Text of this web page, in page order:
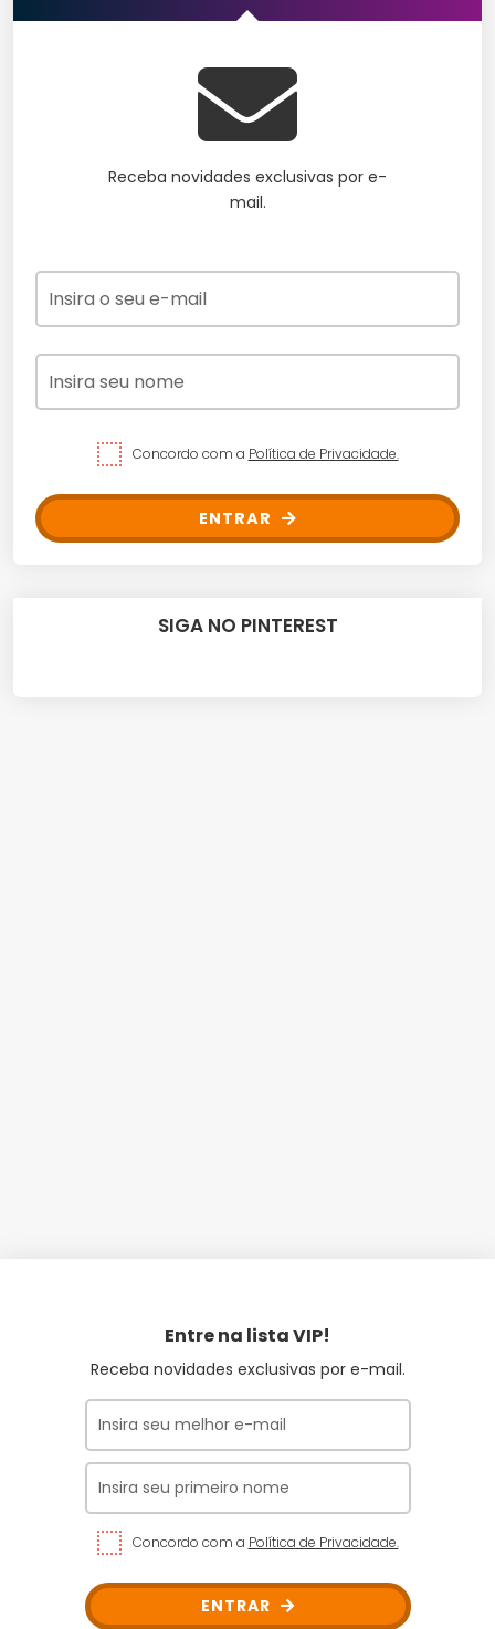
Receba novidades exclusivas por e-
mail.
Concordo com a Política de Privacidade.
ENTRAR
SIGA NO PINTEREST
Entre na lista VIP!
Receba novidades exclusivas por e-mail.
Concordo com a Política de Privacidade.
ENTRAR